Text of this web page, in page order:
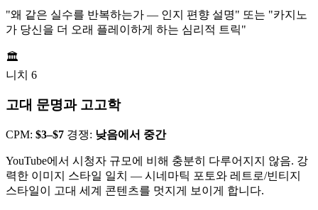
"왜 같은 실수를 반복하는가 — 인지 편향 설명" 또는 "카지노
가 당신을 더 오래 플레이하게 하는 심리적 트릭"
🏛️
니치 6
고대 문명과 고고학
CPM: $3–$7 경쟁: 낮음에서 중간
YouTube에서 시청자 규모에 비해 충분히 다루어지지 않음. 강
력한 이미지 스타일 일치 — 시네마틱 포토와 레트로/빈티지
스타일이 고대 세계 콘텐츠를 멋지게 보이게 합니다.